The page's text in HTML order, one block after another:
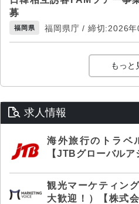
募
福岡県 福岡県庁 / 締切:2026年
もっと
求人情報
海外旅行のトラベ
【JTBグローバルア
観光マーケティン
大歓迎！）【株式